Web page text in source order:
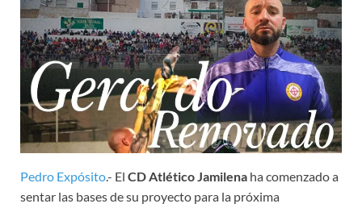
Pedro Expósito.- El CD Atlético Jamilena ha comenzado a
sentar las bases de su proyecto para la próxima